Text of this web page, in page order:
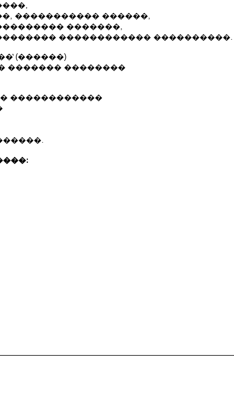
����������� ������,
�������,
������������ ����������.
(������)
������� ��������
������������